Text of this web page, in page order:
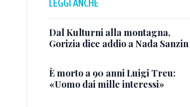
LEGGI ANCHE
Dal Kulturni alla montagna,
Gorizia dice addio a Nada Sanzin
È morto a 90 anni Luigi Treu:
«Uomo dai mille interessi»